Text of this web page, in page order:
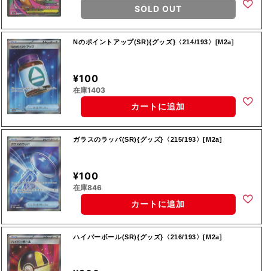
SOLD OUT
Nのポイントアップ(SR){グッズ}〈214/193〉[M2a]
¥100
在庫1403
カートに追加
ガラスのラッパ(SR){グッズ}〈215/193〉[M2a]
¥100
在庫846
カートに追加
ハイパーボール(SR){グッズ}〈216/193〉[M2a]